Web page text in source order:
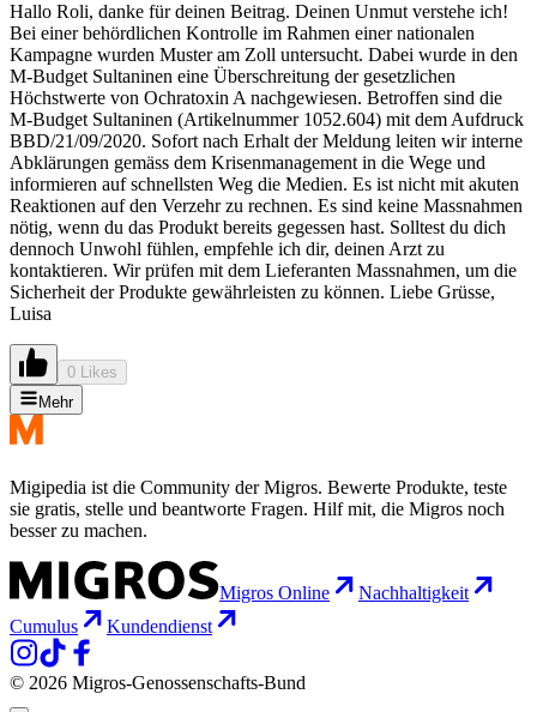
Hallo Roli, danke für deinen Beitrag. Deinen Unmut verstehe ich!
Bei einer behördlichen Kontrolle im Rahmen einer nationalen
Kampagne wurden Muster am Zoll untersucht. Dabei wurde in den
M-Budget Sultaninen eine Überschreitung der gesetzlichen
Höchstwerte von Ochratoxin A nachgewiesen. Betroffen sind die
M-Budget Sultaninen (Artikelnummer 1052.604) mit dem Aufdruck
BBD/21/09/2020. Sofort nach Erhalt der Meldung leiten wir interne
Abklärungen gemäss dem Krisenmanagement in die Wege und
informieren auf schnellsten Weg die Medien. Es ist nicht mit akuten
Reaktionen auf den Verzehr zu rechnen. Es sind keine Massnahmen
nötig, wenn du das Produkt bereits gegessen hast. Solltest du dich
dennoch Unwohl fühlen, empfehle ich dir, deinen Arzt zu
kontaktieren. Wir prüfen mit dem Lieferanten Massnahmen, um die
Sicherheit der Produkte gewährleisten zu können. Liebe Grüsse,
Luisa
0 Likes
Mehr
Migipedia ist die Community der Migros. Bewerte Produkte, teste
sie gratis, stelle und beantworte Fragen. Hilf mit, die Migros noch
besser zu machen.
Migros Online
Nachhaltigkeit
Cumulus
Kundendienst
© 2026 Migros-Genossenschafts-Bund